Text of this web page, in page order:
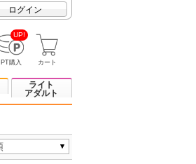
ログイン
UP!
PT購入 カート
ライト
アダルト